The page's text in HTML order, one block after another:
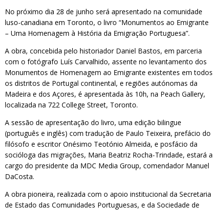
No próximo dia 28 de junho será apresentado na comunidade
luso-canadiana em Toronto, o livro “Monumentos ao Emigrante
– Uma Homenagem à História da Emigração Portuguesa”.
A obra, concebida pelo historiador Daniel Bastos, em parceria
com o fotógrafo Luís Carvalhido, assente no levantamento dos
Monumentos de Homenagem ao Emigrante existentes em todos
os distritos de Portugal continental, e regiões autónomas da
Madeira e dos Açores, é apresentada às 10h, na Peach Gallery,
localizada na 722 College Street, Toronto.
A sessão de apresentação do livro, uma edição bilingue
(português e inglês) com tradução de Paulo Teixeira, prefácio do
filósofo e escritor Onésimo Teotónio Almeida, e posfácio da
socióloga das migrações, Maria Beatriz Rocha-Trindade, estará a
cargo do presidente da MDC Media Group, comendador Manuel
DaCosta.
A obra pioneira, realizada com o apoio institucional da Secretaria
de Estado das Comunidades Portuguesas, e da Sociedade de